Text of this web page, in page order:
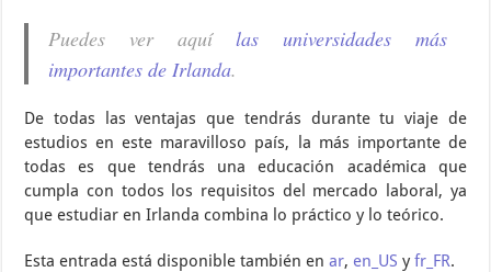
Puedes ver aquílas universidades más
importantes de Irlanda.
De todas las ventajas que tendrás durante tu viaje de
estudios en este maravilloso país, la más importante de
todas es que tendrás una educación académica que
cumpla con todos los requisitos del mercado laboral, ya
que estudiar en Irlanda combina lo práctico y lo teórico.
Esta entrada está disponible también enar, en_US yfr_FR.